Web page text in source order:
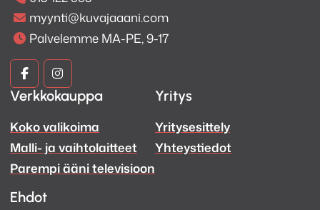
myynti@kuvajaaani.com
Palvelemme MA-PE, 9-17
Kuva
ja
Ääni
Facebook
Kuva
ja
Ääni
Instagram
Verkkokauppa
Koko valikoima
Malli- ja vaihtolaitteet
Parempi ääni televisioon
Yritys
Yritysesittely
Yhteystiedot
Ehdot